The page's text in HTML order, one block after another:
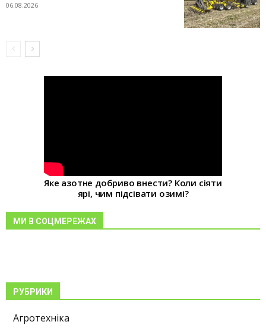
06.08.2026
Яке азотне добриво внести? Коли сіяти
ярі, чим підсівати озимі?
МИ В СОЦМЕРЕЖАХ
РУБРИКИ
Агротехніка